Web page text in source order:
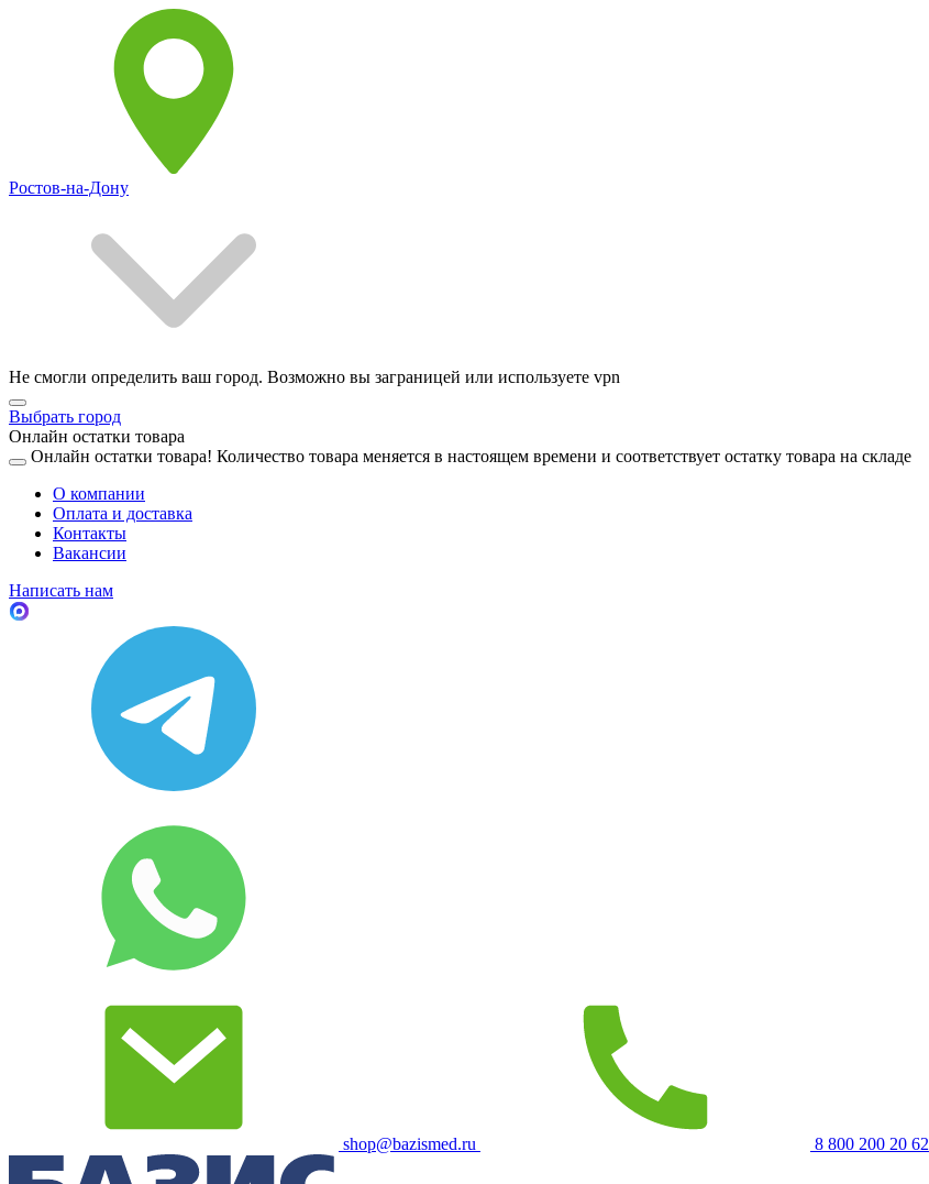
Ростов-на-Дону
Не смогли определить ваш город. Возможно вы заграницей или используете vpn
Выбрать город
Онлайн остатки товара
Онлайн остатки товара! Количество товара меняется в настоящем времени и соответствует остатку товара на складе
О компании
Оплата и доставка
Контакты
Вакансии
Написать нам
shop@bazismed.ru 8 800 200 20 62